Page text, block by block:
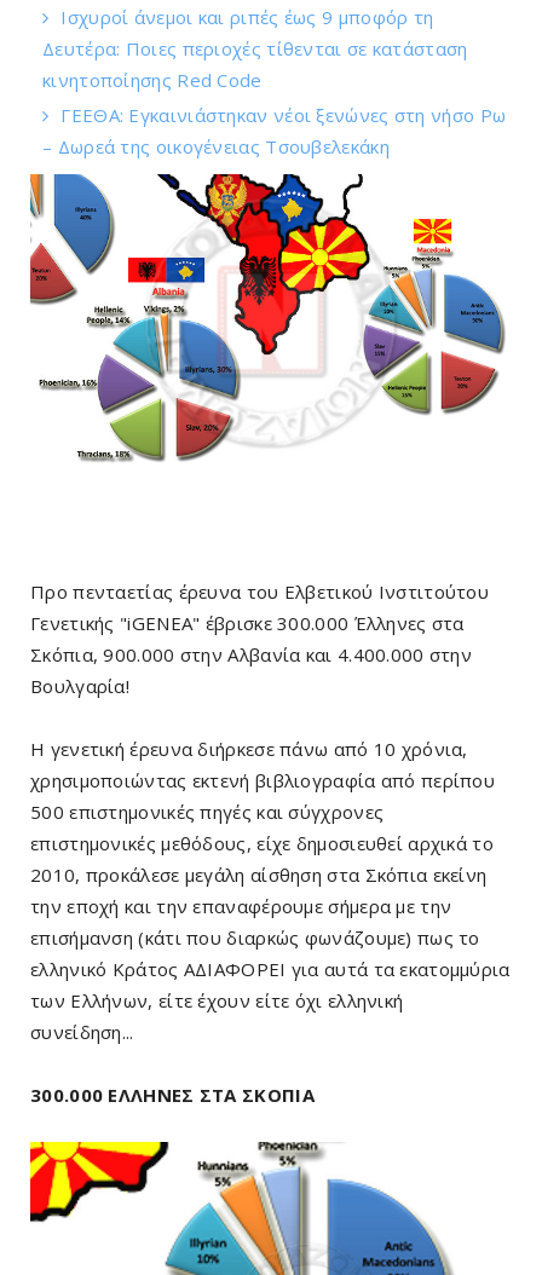
Ισχυροί άνεμοι και ριπές έως 9 μποφόρ τη
Δευτέρα: Ποιες περιοχές τίθενται σε κατάσταση
κινητοποίησης Red Code
ΓΕΕΘΑ: Εγκαινιάστηκαν νέοι ξενώνες στη νήσο Ρω
– Δωρεά της οικογένειας Τσουβελεκάκη
Προ πενταετίας έρευνα του Ελβετικού Ινστιτούτου
Γενετικής "iGENEA" έβρισκε 300.000 Έλληνες στα
Σκόπια, 900.000 στην Αλβανία και 4.400.000 στην
Βουλγαρία!
Η γενετική έρευνα διήρκεσε πάνω από 10 χρόνια,
χρησιμοποιώντας εκτενή βιβλιογραφία από περίπου
500 επιστημονικές πηγές και σύγχρονες
επιστημονικές μεθόδους, είχε δημοσιευθεί αρχικά το
2010, προκάλεσε μεγάλη αίσθηση στα Σκόπια εκείνη
την εποχή και την επαναφέρουμε σήμερα με την
επισήμανση (κάτι που διαρκώς φωνάζουμε) πως το
ελληνικό Κράτος ΑΔΙΑΦΟΡΕΙ για αυτά τα εκατομμύρια
των Ελλήνων, είτε έχουν είτε όχι ελληνική
συνείδηση...
300.000 ΕΛΛΗΝΕΣ ΣΤΑ ΣΚΟΠΙΑ